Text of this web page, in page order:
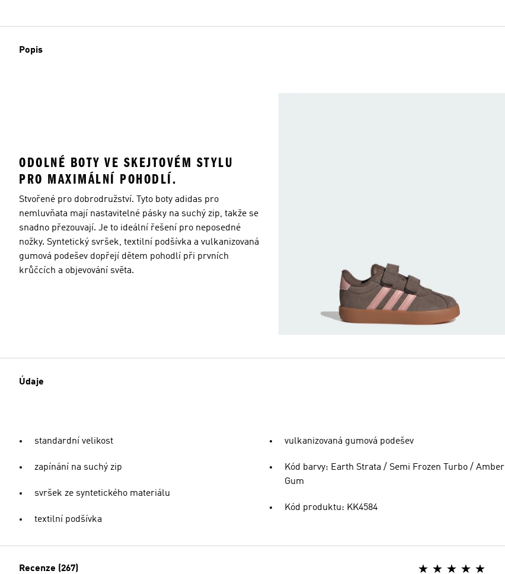
Popis
ODOLNÉ BOTY VE SKEJTOVÉM STYLU
PRO MAXIMÁLNÍ POHODLÍ.
Stvořené pro dobrodružství. Tyto boty adidas pro
nemluvňata mají nastavitelné pásky na suchý zip, takže se
snadno přezouvají. Je to ideální řešení pro neposedné
nožky. Syntetický svršek, textilní podšívka a vulkanizovaná
gumová podešev dopřejí dětem pohodlí při prvních
krůčcích a objevování světa.
Údaje
standardní velikost
zapínání na suchý zip
svršek ze syntetického materiálu
textilní podšívka
vulkanizovaná gumová podešev
Kód barvy: Earth Strata / Semi Frozen Turbo / Amber
Gum
Kód produktu: KK4584
Recenze (267)